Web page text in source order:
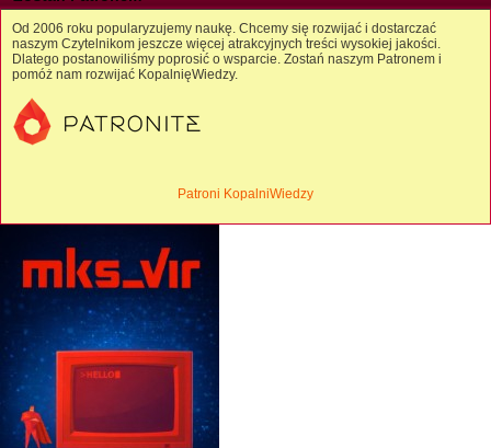
Od 2006 roku popularyzujemy naukę. Chcemy się rozwijać i dostarczać
naszym Czytelnikom jeszcze więcej atrakcyjnych treści wysokiej jakości.
Dlatego postanowiliśmy poprosić o wsparcie. Zostań naszym Patronem i
pomóż nam rozwijać KopalnięWiedzy.
Patroni KopalniWiedzy